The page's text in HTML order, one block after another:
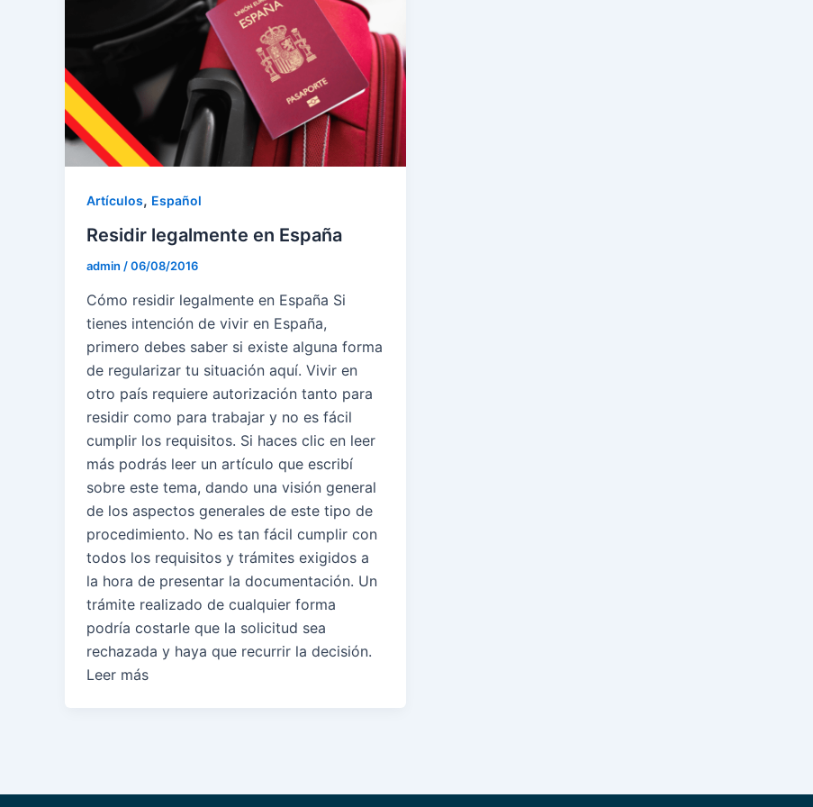
Artículos, Español
Residir legalmente en España
admin /06/08/2016
Cómo residir legalmente en España Si
tienes intención de vivir en España,
primero debes saber si existe alguna forma
de regularizar tu situación aquí. Vivir en
otro país requiere autorización tanto para
residir como para trabajar y no es fácil
cumplir los requisitos. Si haces clic en leer
más podrás leer un artículo que escribí
sobre este tema, dando una visión general
de los aspectos generales de este tipo de
procedimiento. No es tan fácil cumplir con
todos los requisitos y trámites exigidos a
la hora de presentar la documentación. Un
trámite realizado de cualquier forma
podría costarle que la solicitud sea
rechazada y haya que recurrir la decisión.
Leer más